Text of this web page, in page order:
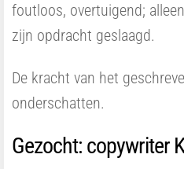
foutloos, overtuigend;
zijn opdracht geslaagd.
De kracht van het
onderschatten.
Gezocht: copywriter